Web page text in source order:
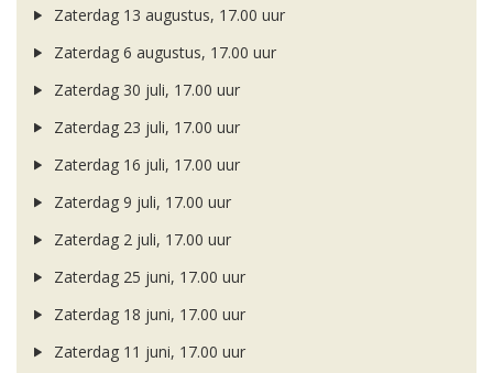
Zaterdag 13 augustus, 17.00 uur
Zaterdag 6 augustus, 17.00 uur
Zaterdag 30 juli, 17.00 uur
Zaterdag 23 juli, 17.00 uur
Zaterdag 16 juli, 17.00 uur
Zaterdag 9 juli, 17.00 uur
Zaterdag 2 juli, 17.00 uur
Zaterdag 25 juni, 17.00 uur
Zaterdag 18 juni, 17.00 uur
Zaterdag 11 juni, 17.00 uur